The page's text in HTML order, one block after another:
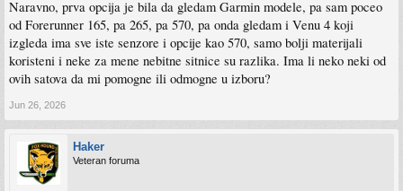
Naravno, prva opcija je bila da gledam Garmin modele, pa sam poceo
od Forerunner 165, pa 265, pa 570, pa onda gledam i Venu 4 koji
izgleda ima sve iste senzore i opcije kao 570, samo bolji materijali
koristeni i neke za mene nebitne sitnice su razlika. Ima li neko neki od
ovih satova da mi pomogne ili odmogne u izboru?
Jun 26, 2026
Haker
Veteran foruma